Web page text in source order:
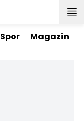
Spor Magazin